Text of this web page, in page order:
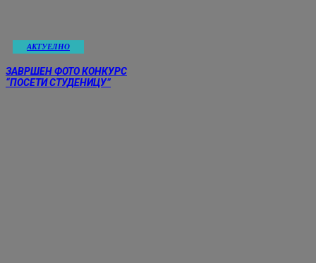
АКТУЕЛНО
ЗАВРШЕН ФОТО КОНКУРС
“ПОСЕТИ СТУДЕНИЦУ”